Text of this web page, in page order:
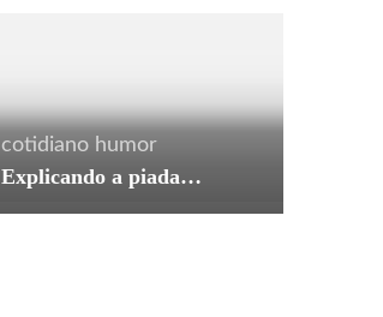
cotidiano humor
Explicando a piada…